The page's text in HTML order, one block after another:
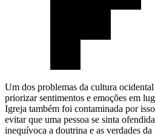
Um dos problemas da cultura
priorizar sentimentos e emoções em
Igreja também foi contaminada por
evitar que uma pessoa se sinta
inequívoca a doutrina e as verdades da